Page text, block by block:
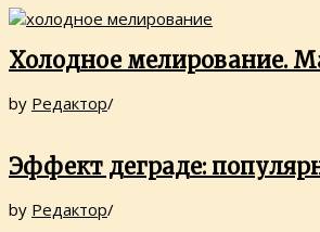
Холодное мелирование.
by Редактор/
Эффект деграде:
by Редактор/